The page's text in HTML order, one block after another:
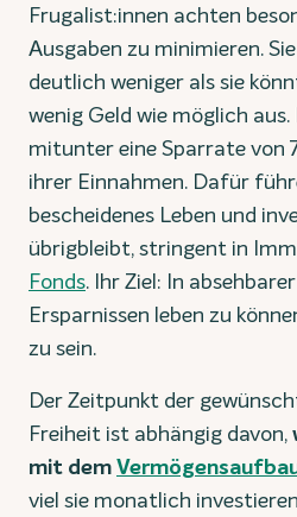
Frugalist:innen achten
Ausgaben zu minimieren.
deutlich weniger als sie
wenig Geld wie möglich
mitunter eine Sparrate von
ihrer Einnahmen. Dafür
bescheidenes Leben und
übrigbleibt, stringent in
Fonds. Ihr Ziel: In
Ersparnissen leben zu
zu sein.
Der Zeitpunkt der
Freiheit ist abhängig davon,
mit dem
viel sie monatlich